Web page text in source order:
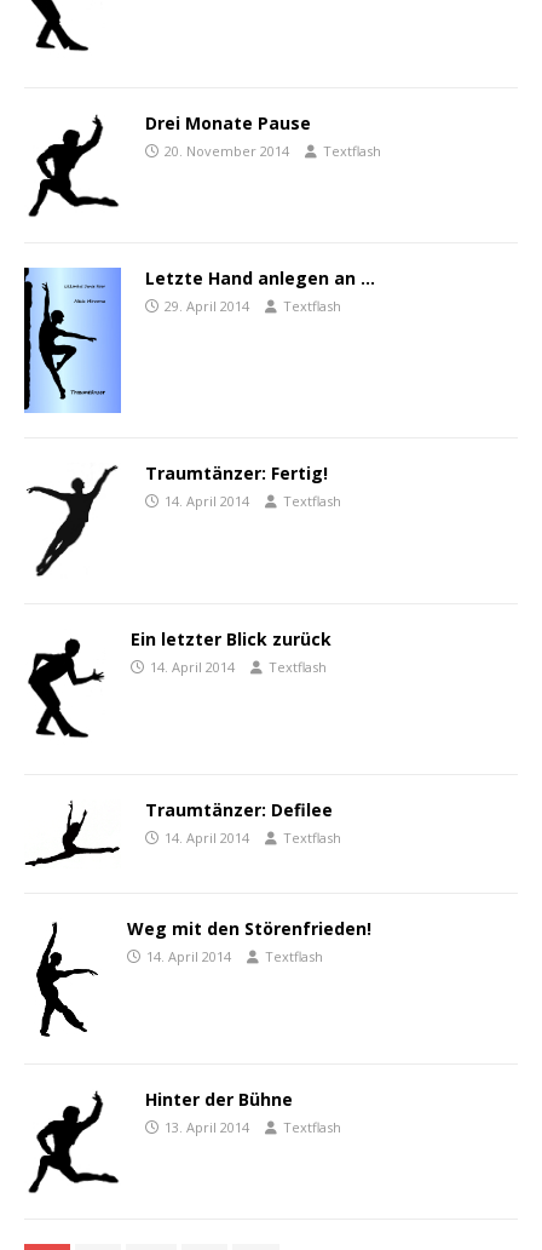
Drei Monate Pause
20. November 2014 Textflash
Letzte Hand anlegen an …
29. April 2014 Textflash
Traumtänzer: Fertig!
14. April 2014 Textflash
Ein letzter Blick zurück
14. April 2014 Textflash
Traumtänzer: Defilee
14. April 2014 Textflash
Weg mit den Störenfrieden!
14. April 2014 Textflash
Hinter der Bühne
13. April 2014 Textflash